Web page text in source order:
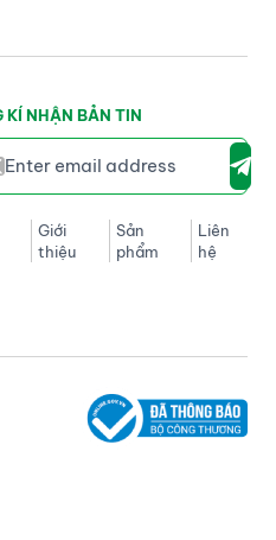
KÍ NHẬN BẢN TIN
Giới
thiệu
Sản
phẩm
Liên
hệ